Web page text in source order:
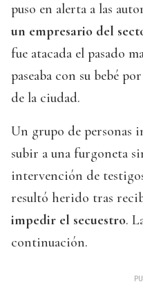
puso en alerta a las
un empresario del
fue atacada el pasado
paseaba con su bebé
de la ciudad.
Un grupo de personas
subir a una furgoneta
intervención de
resultó herido tras
impedir el secuestro.
continuación.